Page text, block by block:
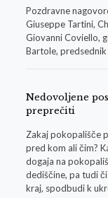
Pozdravne
Giuseppe Tartini,
Giovanni Coviello,
Bartole, predsednik
Nedovoljene
preprečiti
Zakaj pokopališče
pred kom ali čim?
dogaja na
dediščine, pa tudi
kraj, spodbudi k